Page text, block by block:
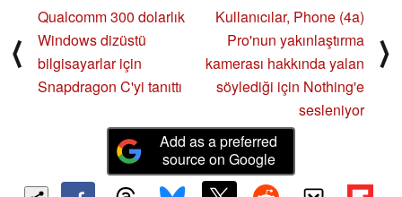
⟨
Qualcomm 300 dolarlık
Windows dizüstü
bilgisayarlar için
Snapdragon C'yi tanıttı
Kullanıcılar, Phone (4a)
Pro'nun yakınlaştırma
kamerası hakkında yalan
söylediği için Nothing'e
sesleniyor
⟩
Add as a preferred
source on Google